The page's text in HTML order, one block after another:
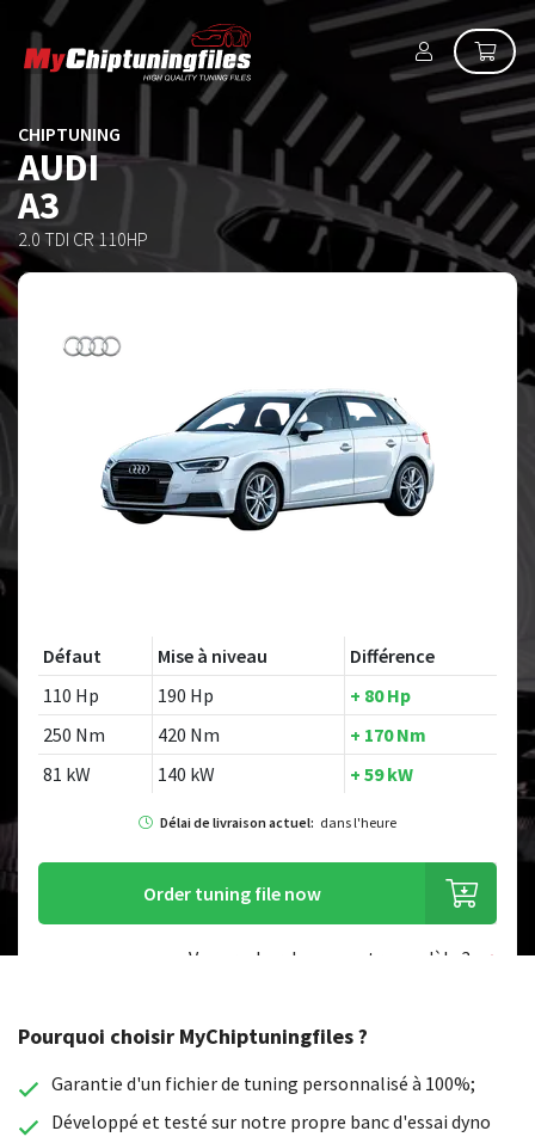
CHIPTUNING
AUDI
A3
2.0 TDI CR 110HP
Défaut Mise à niveau
Différence
110 Hp
190 Hp
+ 80 Hp
250 Nm
420 Nm
+ 170 Nm
81 kW
140 kW + 59 kW
Délai de livraison actuel: dans l'heure
Order tuning file now
Vous recherchez un autre modèle ?
Pourquoi choisir MyChiptuningfiles ?
Garantie d'un fichier de tuning personnalisé à 100%;
Développé et testé sur notre propre banc d'essai dyno